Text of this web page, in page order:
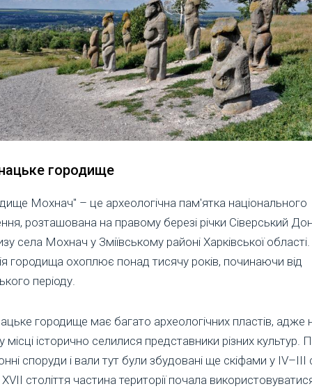
городище
Мохнач" – це археологічна пам'ятка національного
розташована на правому березі річки Сіверський
села Мохнач у Зміївському районі Харківської області.
городища охоплює понад тисячу років, починаючи від
періоду.
городище має багато археологічних пластів, адже
місці історично селилися представники різних культур.
споруди і вали тут були збудовані ще скіфами у IV–III
століття частина території почала